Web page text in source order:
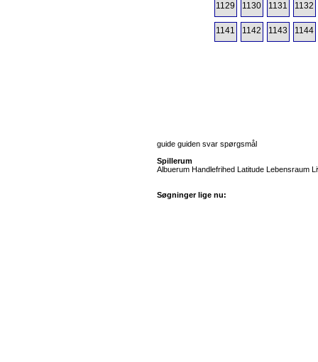
1129 1130 1131 1132
1141 1142 1143 1144
guide guiden svar spørgsmål
Spillerum
Albuerum Handlefrihed Latitude Lebensraum
Søgninger lige nu: